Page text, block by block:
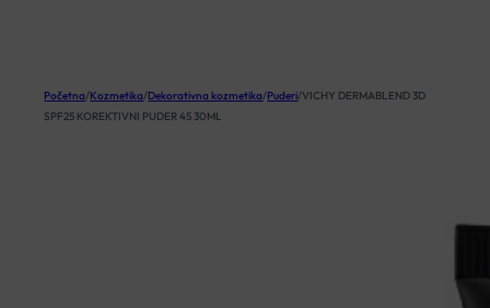
Početna/Kozmetika/Dekorativna kozmetika/Puderi/VICHY DERMABLEND 3D
SPF25 KOREKTIVNI PUDER 45 30ML